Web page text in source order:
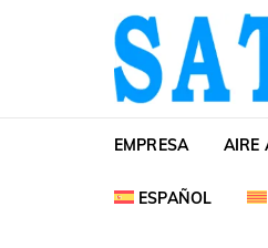
Skip to navigation
Skip to content
SAT
SAT Aire
EMPRESA AIRE
ESPAÑOL